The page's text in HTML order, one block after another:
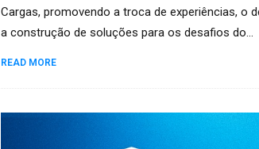
Cargas, promovendo a troca de experiências, o
a construção de soluções para os desafios do…
READ MORE